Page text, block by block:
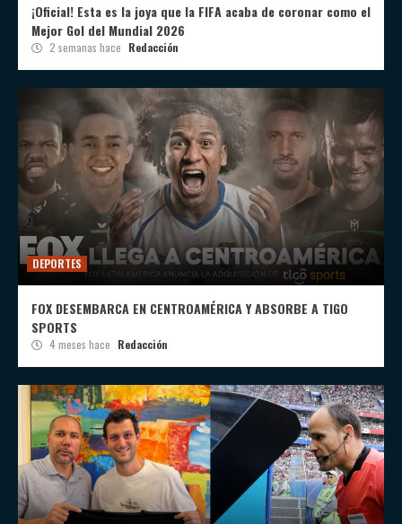
¡Oficial! Esta es la joya que la FIFA acaba de coronar como el
Mejor Gol del Mundial 2026
2 semanas hace Redacción
DEPORTES
FOX DESEMBARCA EN CENTROAMÉRICA Y ABSORBE A TIGO
SPORTS
4 meses hace Redacción